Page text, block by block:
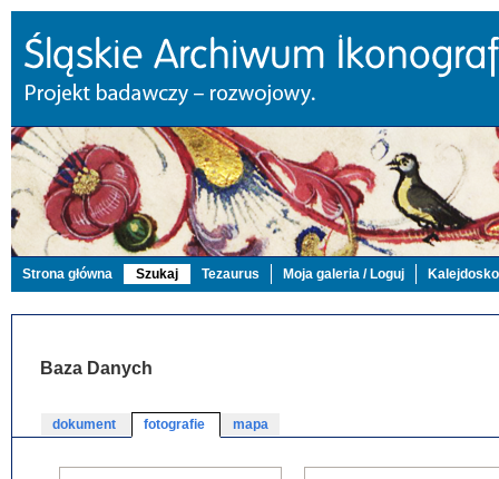
Strona główna Szukaj Tezaurus Moja galeria / Loguj
Baza Danych
dokument fotografie mapa